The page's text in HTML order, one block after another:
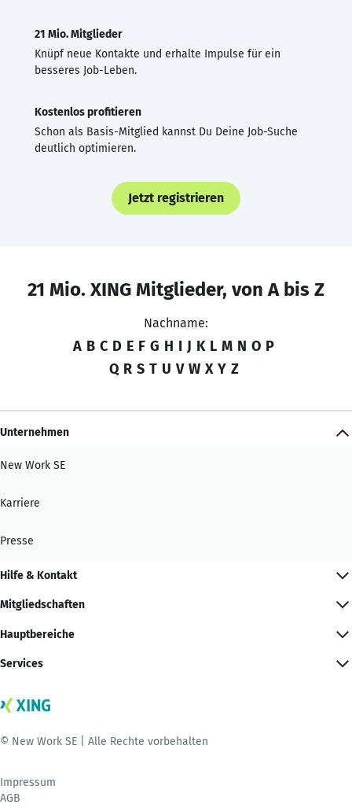
21 Mio. Mitglieder
Knüpf neue Kontakte und erhalte Impulse für ein
besseres Job-Leben.
Kostenlos profitieren
Schon als Basis-Mitglied kannst Du Deine Job-Suche
deutlich optimieren.
Jetzt registrieren
21 Mio. XING Mitglieder, von A bis Z
Nachname:
A B C D E F G H I J K L M N O P
Q R S T U V W X Y Z
Unternehmen
New Work SE
Karriere
Presse
Hilfe & Kontakt
Mitgliedschaften
Hauptbereiche
Services
© New Work SE | Alle Rechte vorbehalten
Impressum
AGB